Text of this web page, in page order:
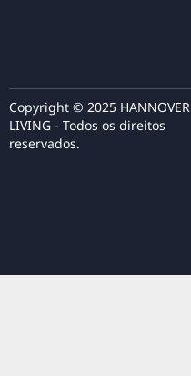
Copyright © 2025 HANNOVER
LIVING - Todos os direitos
reservados.